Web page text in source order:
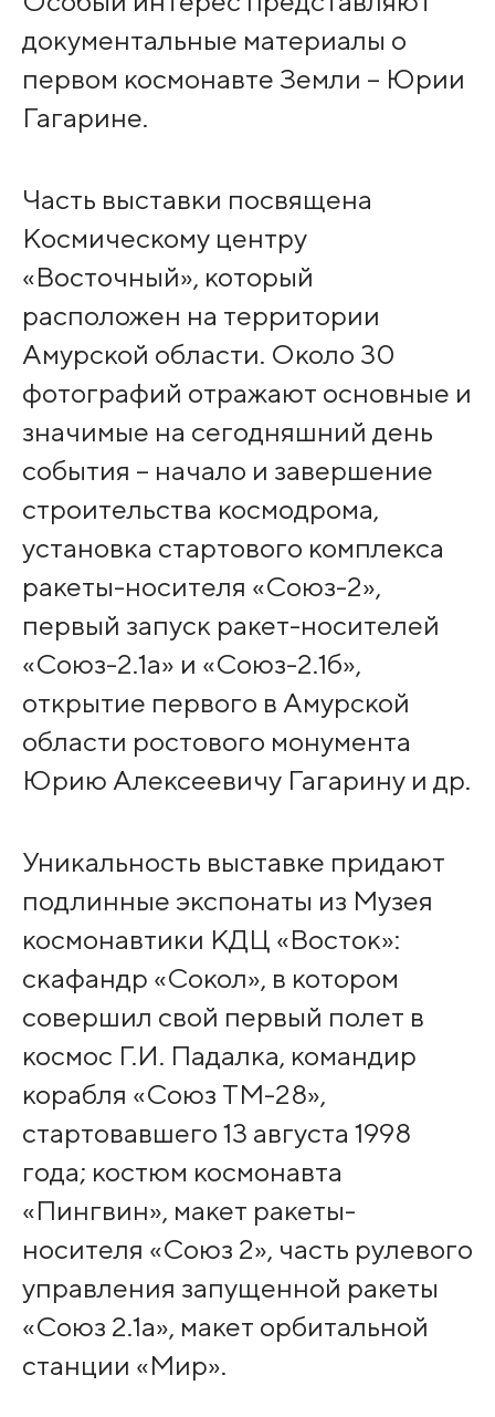
документальные материалы о
первом космонавте Земли – Юрии
Гагарине.
Часть выставки посвящена
Космическому центру
«Восточный», который
расположен на территории
Амурской области. Около 30
фотографий отражают основные и
значимые на сегодняшний день
события – начало и завершение
строительства космодрома,
установка стартового комплекса
ракеты-носителя «Союз-2»,
первый запуск ракет-носителей
«Союз-2.1а» и «Союз-2.1б»,
открытие первого в Амурской
области ростового монумента
Юрию Алексеевичу Гагарину и др.
Уникальность выставке придают
подлинные экспонаты из Музея
космонавтики КДЦ «Восток»:
скафандр «Сокол», в котором
совершил свой первый полет в
космос Г.И. Падалка, командир
корабля «Союз ТМ-28»,
стартовавшего 13 августа 1998
года; костюм космонавта
«Пингвин», макет ракеты-
носителя «Союз 2», часть рулевого
управления запущенной ракеты
«Союз 2.1а», макет орбитальной
станции «Мир».